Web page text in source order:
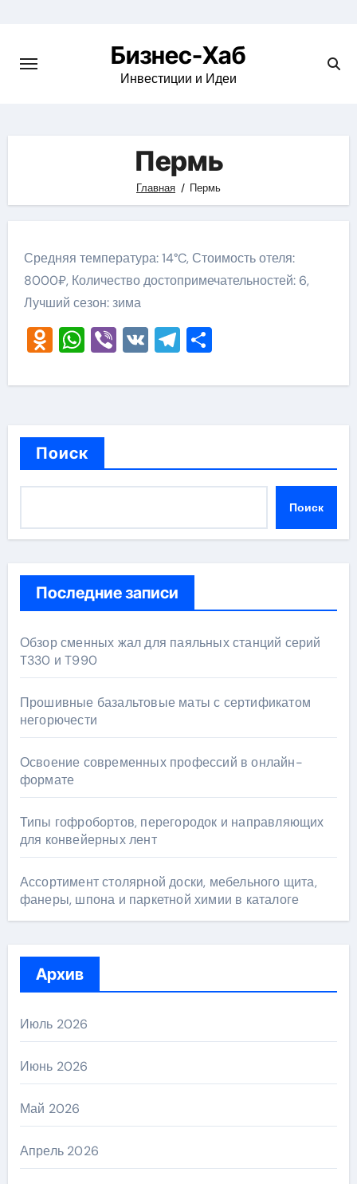
content
Бизнес-Хаб
Инвестиции и Идеи
Пермь
Главная Пермь
Средняя температура: 14°C, Стоимость отеля:
8000₽, Количество достопримечательностей: 6,
Лучший сезон: зима
Odnoklassniki
WhatsApp
Viber
VKTelegram
Отправить
Поиск
Поиск
Последние записи
Обзор сменных жал для паяльных станций серий
T330 и T990
Прошивные базальтовые маты с сертификатом
негорючести
Освоение современных профессий в онлайн-
формате
Типы гофробортов, перегородок и направляющих
для конвейерных лент
Ассортимент столярной доски, мебельного щита,
фанеры, шпона и паркетной химии в каталоге
Архив
Июль 2026
Июнь 2026
Май 2026
Апрель 2026